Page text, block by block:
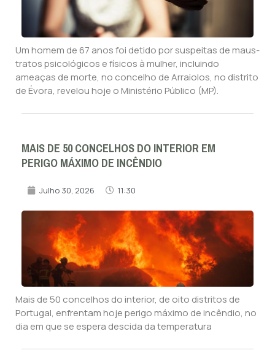
Um homem de 67 anos foi detido por suspeitas de maus-
tratos psicológicos e físicos à mulher, incluindo
ameaças de morte, no concelho de Arraiolos, no distrito
de Évora, revelou hoje o Ministério Público (MP).
MAIS DE 50 CONCELHOS DO INTERIOR EM
PERIGO MÁXIMO DE INCÊNDIO
Julho 30, 2026 11:30
Mais de 50 concelhos do interior, de oito distritos de
Portugal, enfrentam hoje perigo máximo de incêndio, no
dia em que se espera descida da temperatura